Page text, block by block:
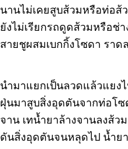
นานไม่เคยสูบส้วมหรือท่อ
งไม่เรียกรถดูดส้วมหรือช่
สายชูผสมเบกกิ้งโซดา รา
นำมาแยกเป็นลวดแล้วแยง
ฝุ่นมาสูบสิ่งอุดตันจากท่อโซ
จาน เทน้ำยาล้างจานลงส้ว
ดันสิ่งอุดตันจนหลุดไป น้ำย